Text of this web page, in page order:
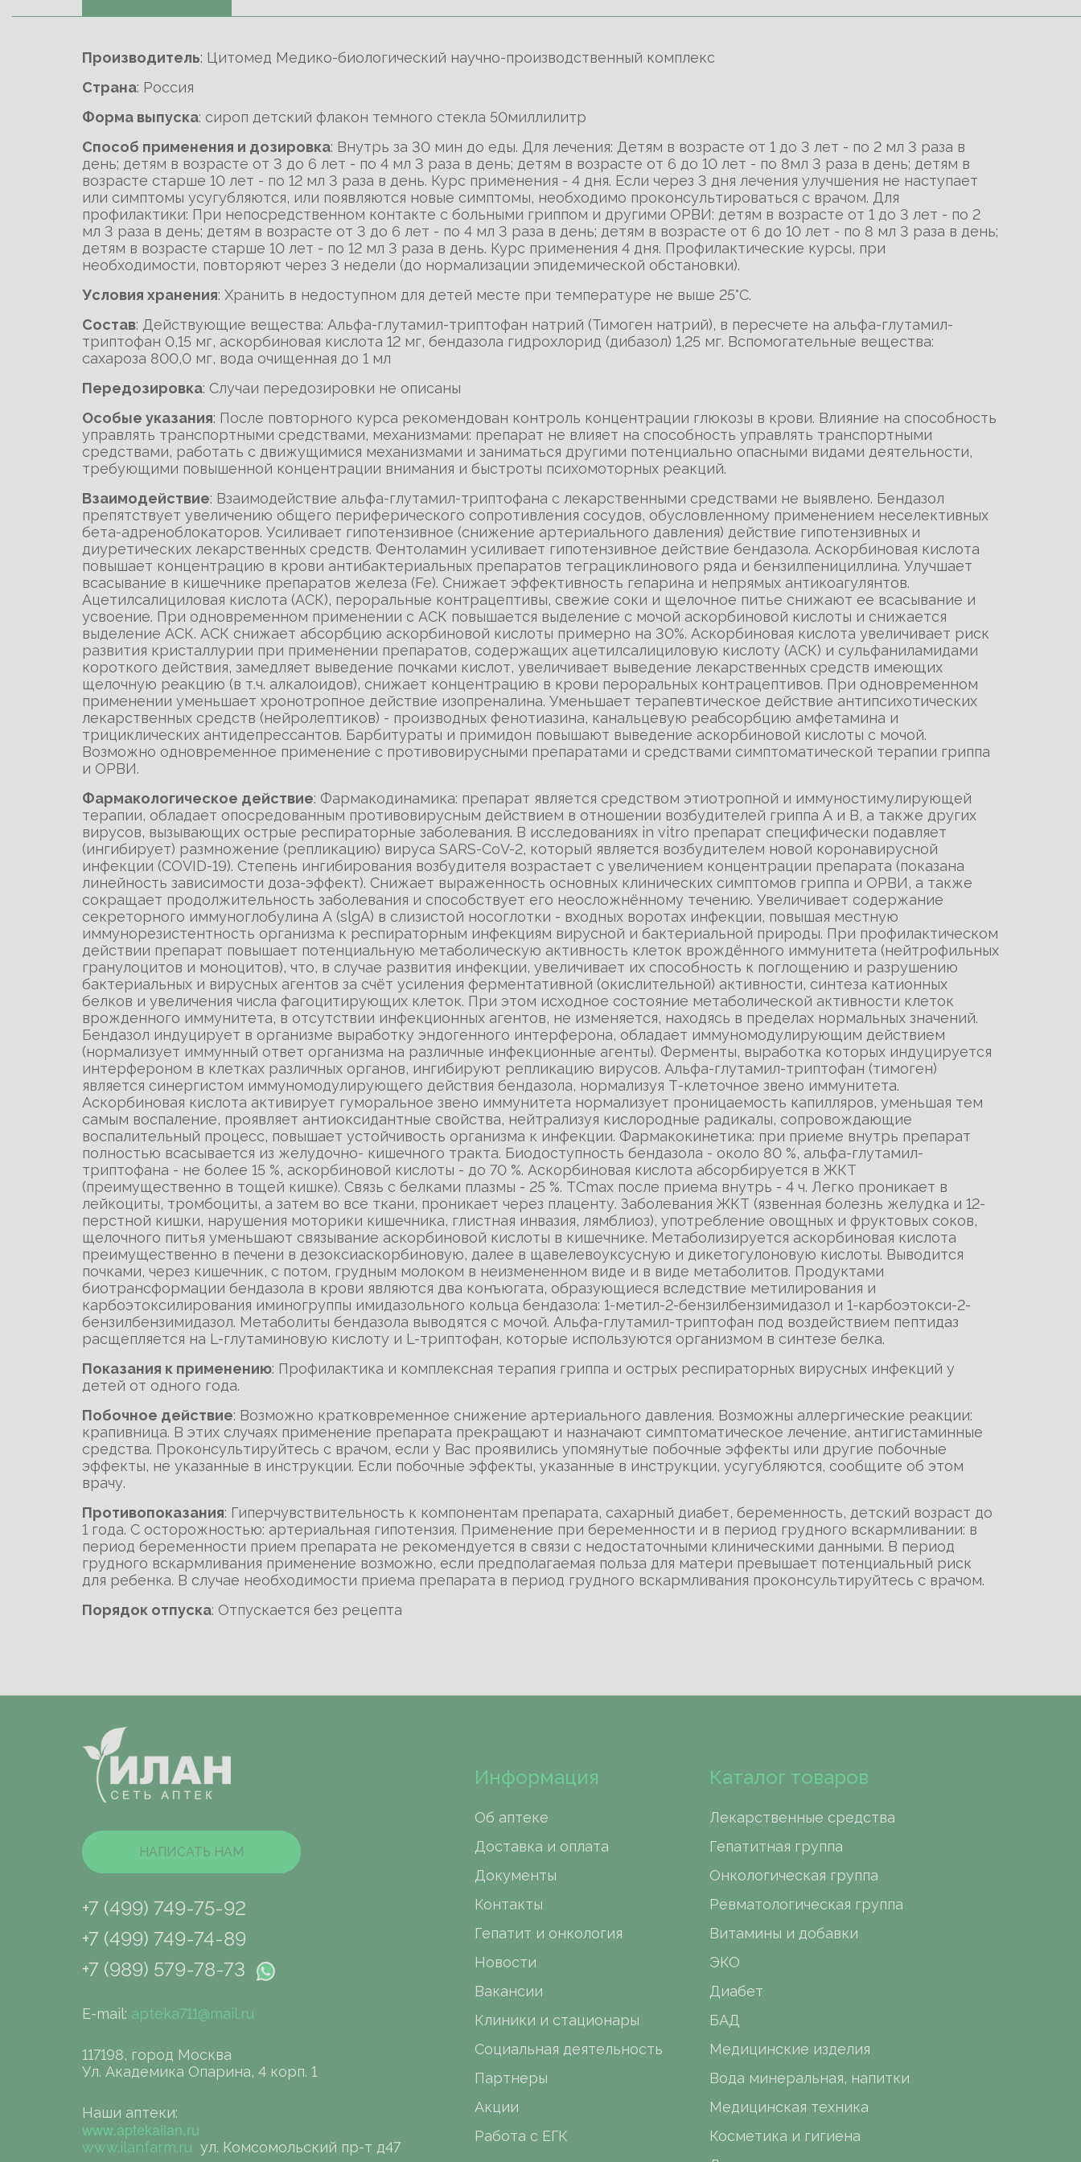
Производитель: Цитомед Медико-биологический научно-производственный комплекс
Cтрана: Россия
Форма выпуска: сироп детский флакон темного стекла 50миллилитр
Способ применения и дозировка: Внутрь за 30 мин до еды. Для лечения: Детям в возрасте от 1 до 3 лет - по 2 мл 3 раза в
день; детям в возрасте от 3 до 6 лет - по 4 мл 3 раза в день; детям в возрасте от 6 до 10 лет - по 8мл 3 раза в день; детям в
возрасте старше 10 лет - по 12 мл 3 раза в день. Курс применения - 4 дня. Если через 3 дня лечения улучшения не наступает
или симптомы усугубляются, или появляются новые симптомы, необходимо проконсультироваться с врачом. Для
профилактики: При непосредственном контакте с больными гриппом и другими ОРВИ: детям в возрасте от 1 до 3 лет - по 2
мл 3 раза в день; детям в возрасте от 3 до 6 лет - по 4 мл 3 раза в день; детям в возрасте от 6 до 10 лет - по 8 мл 3 раза в день;
детям в возрасте старше 10 лет - по 12 мл 3 раза в день. Курс применения 4 дня. Профилактические курсы, при
необходимости, повторяют через 3 недели (до нормализации эпидемической обстановки).
Условия хранения: Хранить в недоступном для детей месте при температуре не выше 25°С.
Состав: Действующие вещества: Альфа-глутамил-триптофан натрий (Тимоген натрий), в пересчете на альфа-глутамил-
триптофан 0,15 мг, аскорбиновая кислота 12 мг, бендазола гидрохлорид (дибазол) 1,25 мг. Вспомогательные вещества:
сахароза 800,0 мг, вода очищенная до 1 мл
Передозировка: Случаи передозировки не описаны
Особые указания: После повторного курса рекомендован контроль концентрации глюкозы в крови. Влияние на способность
управлять транспортными средствами, механизмами: препарат не влияет на способность управлять транспортными
средствами, работать с движущимися механизмами и заниматься другими потенциально опасными видами деятельности,
требующими повышенной концентрации внимания и быстроты психомоторных реакций.
Взаимодействие: Взаимодействие альфа-глутамил-триптофана с лекарственными средствами не выявлено. Бендазол
препятствует увеличению общего периферического сопротивления сосудов, обусловленному применением неселективных
бета-адреноблокаторов. Усиливает гипотензивное (снижение артериального давления) действие гипотензивных и
диуретических лекарственных средств. Фентоламин усиливает гипотензивное действие бендазола. Аскорбиновая кислота
повышает концентрацию в крови антибактериальных препаратов теграциклинового ряда и бензилпенициллина. Улучшает
всасывание в кишечнике препаратов железа (Fe). Снижает эффективность гепарина и непрямых антикоагулянтов.
Ацетилсалициловая кислота (АСК), пероральные контрацептивы, свежие соки и щелочное питье снижают ее всасывание и
усвоение. При одновременном применении с АСК повышается выделение с мочой аскорбиновой кислоты и снижается
выделение АСК. АСК снижает абсорбцию аскорбиновой кислоты примерно на 30%. Аскорбиновая кислота увеличивает риск
развития кристаллурии при применении препаратов, содержащих ацетилсалициловую кислоту (АСК) и сульфаниламидами
короткого действия, замедляет выведение почками кислот, увеличивает выведение лекарственных средств имеющих
щелочную реакцию (в т.ч. алкалоидов), снижает концентрацию в крови пероральных контрацептивов. При одновременном
применении уменьшает хронотропное действие изопреналина. Уменьшает терапевтическое действие антипсихотических
лекарственных средств (нейролептиков) - производных фенотиазина, канальцевую реабсорбцию амфетамина и
трициклических антидепрессантов. Барбитураты и примидон повышают выведение аскорбиновой кислоты с мочой.
Возможно одновременное применение с противовирусными препаратами и средствами симптоматической терапии гриппа
и ОРВИ.
Фармакологическое действие: Фармакодинамика: препарат является средством этиотропной и иммуностимулирующей
терапии, обладает опосредованным противовирусным действием в отношении возбудителей гриппа А и В, а также других
вирусов, вызывающих острые респираторные заболевания. В исследованиях in vitro препарат специфически подавляет
(ингибирует) размножение (репликацию) вируса SARS-СоV-2, который является возбудителем новой коронавирусной
инфекции (СОVID-19). Степень ингибирования возбудителя возрастает c увеличением концентрации препарата (показана
линейность зависимости доза-эффект). Снижает выраженность основных клинических симптомов гриппа и ОРВИ, а также
сокращает продолжительность заболевания и способствует его неосложнённому течению. Увеличивает содержание
секреторного иммуноглобулина А (slgА) в слизистой носоглотки - входных воротах инфекции, повышая местную
иммунорезистентность организма к респираторным инфекциям вирусной и бактериальной природы. При профилактическом
действии препарат повышает потенциальную метаболическую активность клеток врождённого иммунитета (нейтрофильных
гранулоцитов и моноцитов), что, в случае развития инфекции, увеличивает их способность к поглощению и разрушению
бактериальных и вирусных агентов за счёт усиления ферментативной (окислительной) активности, синтеза катионных
белков и увеличения числа фагоцитирующих клеток. При этом исходное состояние метаболической активности клеток
врожденного иммунитета, в отсутствии инфекционных агентов, не изменяется, находясь в пределах нормальных значений.
Бендазол индуцирует в организме выработку эндогенного интерферона, обладает иммуномодулирующим действием
(нормализует иммунный ответ организма на различные инфекционные агенты). Ферменты, выработка которых индуцируется
интерфероном в клетках различных органов, ингибируют репликацию вирусов. Альфа-глутамил-триптофан (тимоген)
является синергистом иммуномодулирующего действия бендазола, нормализуя Т-клеточное звено иммунитета.
Аскорбиновая кислота активирует гуморальное звено иммунитета нормализует проницаемость капилляров, уменьшая тем
самым воспаление, проявляет антиоксидантные свойства, нейтрализуя кислородные радикалы, сопровождающие
воспалительный процесс, повышает устойчивость организма к инфекции. Фармакокинетика: при приеме внутрь препарат
полностью всасывается из желудочно- кишечного тракта. Биодоступность бендазола - около 80 %, альфа-глутамил-
триптофана - не более 15 %, аскорбиновой кислоты - до 70 %. Аскорбиновая кислота абсорбируется в ЖКТ
(преимущественно в тощей кишке). Связь с белками плазмы - 25 %. ТСmах после приема внутрь - 4 ч. Легко проникает в
лейкоциты, тромбоциты, а затем во все ткани, проникает через плаценту. Заболевания ЖКТ (язвенная болезнь желудка и 12-
перстной кишки, нарушения моторики кишечника, глистная инвазия, лямблиоз), употребление овощных и фруктовых соков,
щелочного питья уменьшают связывание аскорбиновой кислоты в кишечнике. Метаболизируется аскорбиновая кислота
преимущественно в печени в дезоксиаскорбиновую, далее в щавелевоуксусную и дикетогулоновую кислоты. Выводится
почками, через кишечник, с потом, грудным молоком в неизмененном виде и в виде метаболитов. Продуктами
биотрансформации бендазола в крови являются два конъюгата, образующиеся вследствие метилирования и
карбоэтоксилирования иминогруппы имидазольного кольца бендазола: 1-метил-2-бензилбензимидазол и 1-карбоэтокси-2-
бензилбензимидазол. Метаболиты бендазола выводятся с мочой. Альфа-глутамил-триптофан под воздействием пептидаз
расщепляется на L-глутаминовую кислоту и L-триптофан, которые используются организмом в синтезе белка.
Показания к применению: Профилактика и комплексная терапия гриппа и острых респираторных вирусных инфекций у
детей от одного года.
Побочное действие: Возможно кратковременное снижение артериального давления. Возможны аллергические реакции:
крапивница. В этих случаях применение препарата прекращают и назначают симптоматическое лечение, антигистаминные
средства. Проконсультируйтесь с врачом, если у Вас проявились упомянутые побочные эффекты или другие побочные
эффекты, не указанные в инструкции. Если побочные эффекты, указанные в инструкции, усугубляются, сообщите об этом
врачу.
Противопоказания: Гиперчувствительность к компонентам препарата, сахарный диабет, беременность, детский возраст до
1 года. С осторожностью: артериальная гипотензия. Применение при беременности и в период грудного вскармливании: в
период беременности прием препарата не рекомендуется в связи с недостаточными клиническими данными. В период
грудного вскармливания применение возможно, если предполагаемая польза для матери превышает потенциальный риск
для ребенка. В случае необходимости приема препарата в период грудного вскармливания проконсультируйтесь с врачом.
Порядок отпуска: Отпускается без рецепта
НАПИСАТЬ НАМ
+7 (499) 749-75-92
+7 (499) 749-74-89
+7 (989) 579-78-73
E-mail: apteka711@mail.ru
117198, город Москва
Ул. Академика Опарина, 4 корп. 1
Наши аптеки:
www.aptekailan.ru
www.ilanfarm.ru ул. Комсомольский пр-т д47
Информация
Об аптеке
Доставка и оплата
Документы
Контакты
Гепатит и онкология
Новости
Вакансии
Клиники и стационары
Социальная деятельность
Партнеры
Акции
Работа с ЕГК
Каталог товаров
Лекарственные средства
Гепатитная группа
Онкологическая группа
Ревматологическая группа
Витамины и добавки
ЭКО
Диабет
БАД
Медицинские изделия
Вода минеральная, напитки
Медицинская техника
Косметика и гигиена